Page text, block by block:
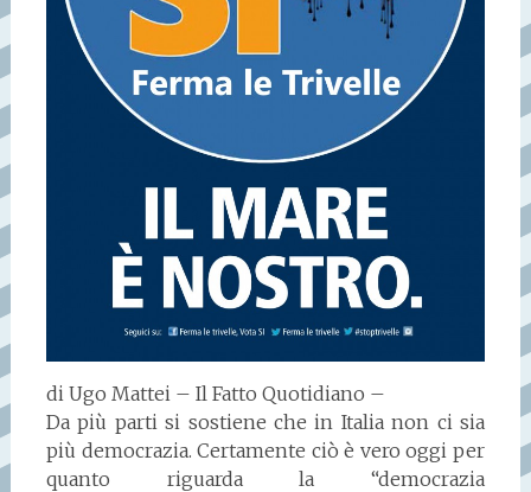
di Ugo Mattei – Il Fatto Quotidiano –
Da più parti si sostiene che in Italia non ci sia
più democrazia. Certamente ciò è vero oggi per
quanto riguarda la “democrazia